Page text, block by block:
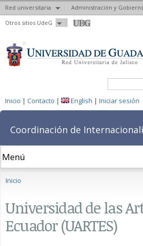
Red universitaria
Administración y
Otros sitios UdeG
Pasar al
contenido
Formulario de Buscar
Inicio | Contacto | English | Iniciar sesión
Coordinación de
Se encuentra usted aquí
Inicio
Universidad de las
Ecuador (UARTES)